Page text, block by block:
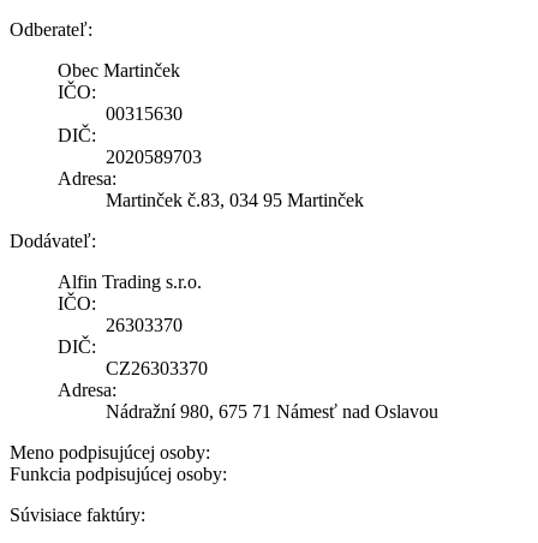
Odberateľ:
Obec Martinček
IČO:
00315630
DIČ:
2020589703
Adresa:
Martinček č.83, 034 95 Martinček
Dodávateľ:
Alfin Trading s.r.o.
IČO:
26303370
DIČ:
CZ26303370
Adresa:
Nádražní 980, 675 71 Námesť nad Oslavou
Meno podpisujúcej osoby:
Funkcia podpisujúcej osoby:
Súvisiace faktúry: